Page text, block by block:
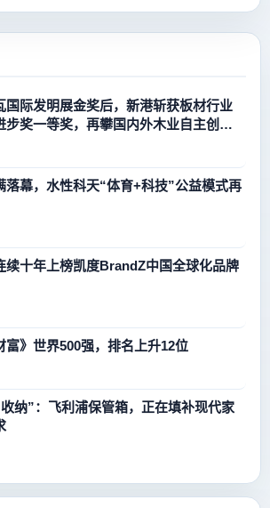
国际发明展金奖后，新港斩获板材行业
步奖一等奖，再攀国内外木业自主创新
落幕，水性科天“体育+科技”公益模式再
续十年上榜凯度BrandZ中国全球化品牌
富》世界500强，排名上升12位
纳”：飞利浦保管箱，正在填补现代家